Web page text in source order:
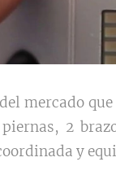
mercado
2
y